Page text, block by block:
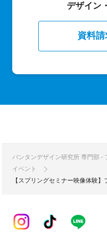
デザイン
資料
バンタンデザイン研究所 専門部 -
イベント
【スプリングセミナー映像体験】